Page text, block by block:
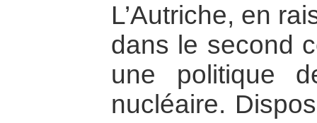
L’Autriche, en
dans le second
une politique
nucléaire.